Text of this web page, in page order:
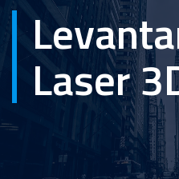
Laser